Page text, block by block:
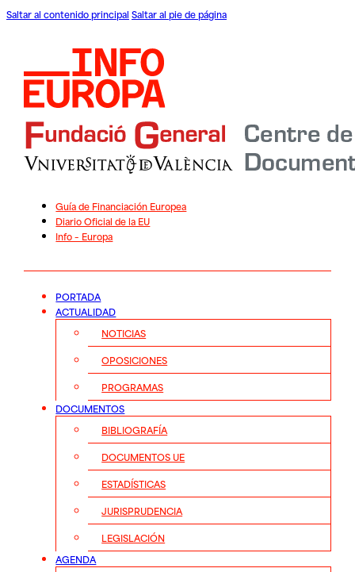
Saltar al contenido principal Saltar al pie de página
Guía de Financiación Europea
Diario Oficial de la EU
Info – Europa
PORTADA
ACTUALIDAD
NOTICIAS
OPOSICIONES
PROGRAMAS
DOCUMENTOS
BIBLIOGRAFÍA
DOCUMENTOS UE
ESTADÍSTICAS
JURISPRUDENCIA
LEGISLACIÓN
AGENDA